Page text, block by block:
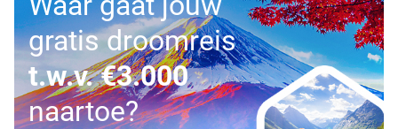
gratis droomreis
t.w.v. €3.000
naartoe?